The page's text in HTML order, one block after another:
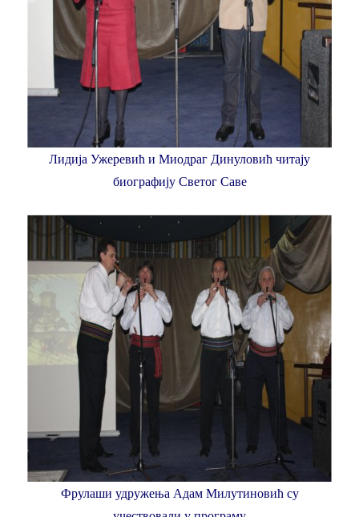
Лидија Ужеревић и Миодраг Динуловић читају
биографију Светог Саве
Фрулаши удружења Адам Милутиновић су